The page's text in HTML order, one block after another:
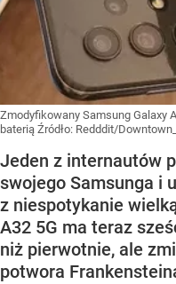
Zmodyfikowany Samsung Galaxy
baterią Źródło: Redddit/
Jeden z internautów
swojego Samsunga i
z niespotykanie
A32 5G ma teraz
niż pierwotnie, ale
potwora